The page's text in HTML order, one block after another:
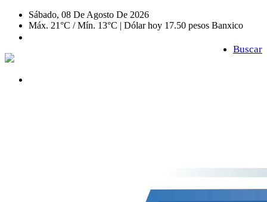
Sábado, 08 De Agosto De 2026
Máx. 21°C / Mín. 13°C | Dólar hoy 17.50 pesos Banxico
Buscar